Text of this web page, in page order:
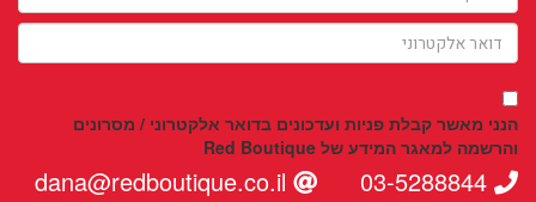
הנני מאשר קבלת פניות ועדכונים בדואר אלקטרוני / מסרונים
והרשמה למאגר המידע של Red Boutique
03-5288844
dana@redboutique.co.il